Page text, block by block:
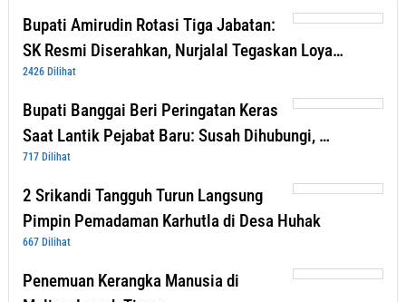
Bupati Amirudin Rotasi Tiga Jabatan:
SK Resmi Diserahkan, Nurjalal Tegaskan Loya…
2426 Dilihat
Bupati Banggai Beri Peringatan Keras
Saat Lantik Pejabat Baru: Susah Dihubungi, …
717 Dilihat
2 Srikandi Tangguh Turun Langsung
Pimpin Pemadaman Karhutla di Desa Huhak
667 Dilihat
Penemuan Kerangka Manusia di